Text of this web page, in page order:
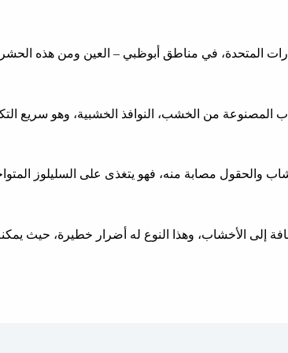
المتحدة، في مناطق أبوظبي – العين ومن هذه
المصنوعة من الخشب، النوافذ الخشبية، وهو سريع
والحقول مصابة منه، فهو يتغذى على السليلوز
إلى الأخشاب، وهذا النوع له أضرار خطيرة، حيث